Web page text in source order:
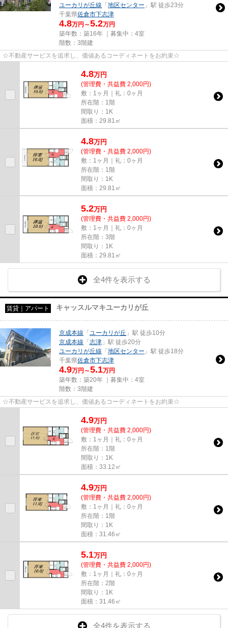
ユーカリが丘線 「地区センター 」駅 徒歩23分
千葉県佐倉市下志津
4.8万円～5.2万円
築年数：築16年 ｜募集中： 4室
階数：3階建
☆不動産サービスを追求し、価値あるコーディネートをお約束☆
4.8万円
(管理費・共益費 2,000円)
敷：1ヶ月｜礼：0ヶ月
所在階：1階
間取り：1K
面積：29.81㎡
4.8万円
(管理費・共益費 2,000円)
敷：1ヶ月｜礼：0ヶ月
所在階：1階
間取り：1K
面積：29.81㎡
5.2万円
(管理費・共益費 2,000円)
敷：1ヶ月｜礼：0ヶ月
所在階：3階
間取り：1K
面積：29.81㎡
全4件を表示する
賃貸｜アパート キャッスルマキユーカリが丘
京成本線 「 ユーカリが丘 」駅 徒歩10分
京成本線 「志津 」駅 徒歩20分
ユーカリが丘線 「地区センター 」駅 徒歩18分
千葉県佐倉市下志津
4.9万円～5.1万円
築年数：築20年 ｜募集中： 4室
階数：3階建
☆不動産サービスを追求し、価値あるコーディネートをお約束☆
4.9万円
(管理費・共益費 2,000円)
敷：1ヶ月｜礼：0ヶ月
所在階：1階
間取り：1K
面積：33.12㎡
4.9万円
(管理費・共益費 2,000円)
敷：1ヶ月｜礼：0ヶ月
所在階：1階
間取り：1K
面積：31.46㎡
5.1万円
(管理費・共益費 2,000円)
敷：1ヶ月｜礼：0ヶ月
所在階：2階
間取り：1K
面積：31.46㎡
全4件を表示する